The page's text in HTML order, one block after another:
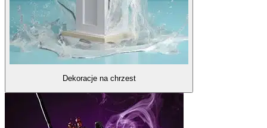
Dekoracje na chrzest